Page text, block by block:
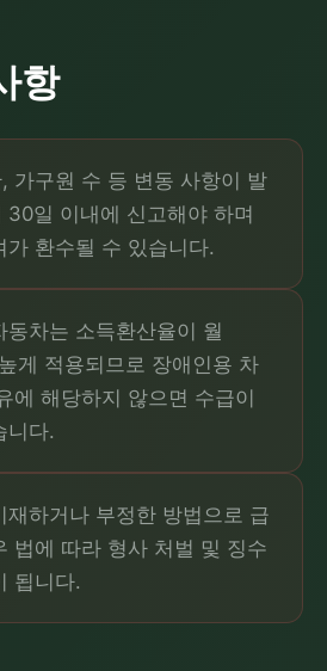
항
가구원 수 등 변동 사항이 발
30일 이내에 신고해야 하며
가 환수될 수 있습니다.
동차는 소득환산율이 월
게 적용되므로 장애인용 차
에 해당하지 않으면 수급이
니다.
재하거나 부정한 방법으로 급
법에 따라 형사 처벌 및 징수
됩니다.